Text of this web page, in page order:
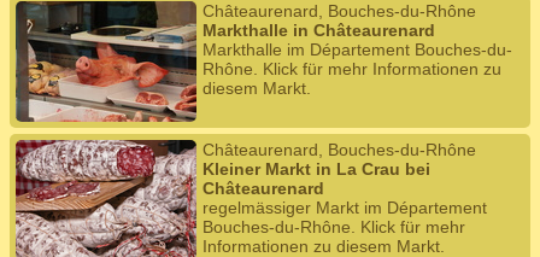
Châteaurenard, Bouches-du-Rhône
Markthalle in Châteaurenard
Markthalle im Département Bouches-du-
Rhône. Klick für mehr Informationen zu
diesem Markt.
Châteaurenard, Bouches-du-Rhône
Kleiner Markt in La Crau bei
Châteaurenard
regelmässiger Markt im Département
Bouches-du-Rhône. Klick für mehr
Informationen zu diesem Markt.